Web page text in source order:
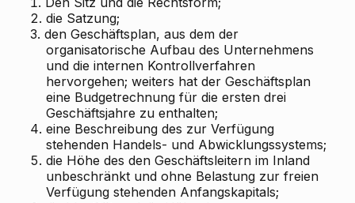
2. die Satzung;
3. den Geschäftsplan, aus dem der
organisatorische Aufbau des Unternehmens
und die internen Kontrollverfahren
hervorgehen; weiters hat der Geschäftsplan
eine Budgetrechnung für die ersten drei
Geschäftsjahre zu enthalten;
4. eine Beschreibung des zur Verfügung
stehenden Handels- und Abwicklungssystems;
5. die Höhe des den Geschäftsleitern im Inland
unbeschränkt und ohne Belastung zur freien
Verfügung stehenden Anfangskapitals;